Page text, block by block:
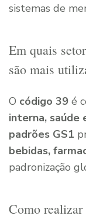
sistemas de
Em quais
são mais
O código 39 é
interna, saúde
padrões GS1
bebidas,
padronização
Como